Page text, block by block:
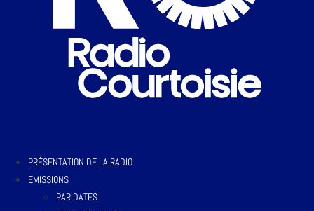
PRÉSENTATION DE LA RADIO
EMISSIONS
PAR DATES